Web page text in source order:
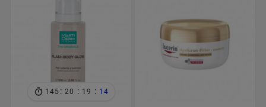
145 : 20 : 19 : 14